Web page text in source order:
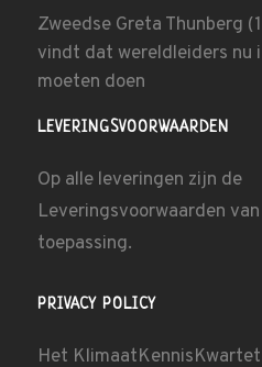
Zweedse Greta Thunberg
vindt dat wereldleiders nu
moeten doen
LEVERINGSVOORWAARDEN
Op alle leveringen zijn de
Leveringsvoorwaarden van
toepassing.
PRIVACY POLICY
Het